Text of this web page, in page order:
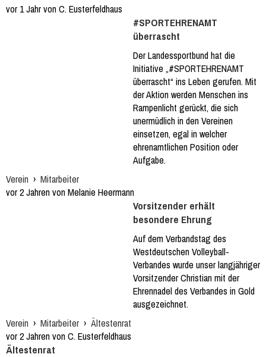
vor 1 Jahr von C. Eusterfeldhaus
#SPORTEHRENAMT
überrascht
Der Landessportbund hat die
Initiative „#SPORTEHRENAMT
überrascht“ ins Leben gerufen. Mit
der Aktion werden Menschen ins
Rampenlicht gerückt, die sich
unermüdlich in den Vereinen
einsetzen, egal in welcher
ehrenamtlichen Position oder
Aufgabe.
Verein › Mitarbeiter
vor 2 Jahren von Melanie Heermann
Vorsitzender erhält
besondere Ehrung
Auf dem Verbandstag des
Westdeutschen Volleyball-
Verbandes wurde unser langjähriger
Vorsitzender Christian mit der
Ehrennadel des Verbandes in Gold
ausgezeichnet.
Verein › Mitarbeiter › Ältestenrat
vor 2 Jahren von C. Eusterfeldhaus
Ältestenrat